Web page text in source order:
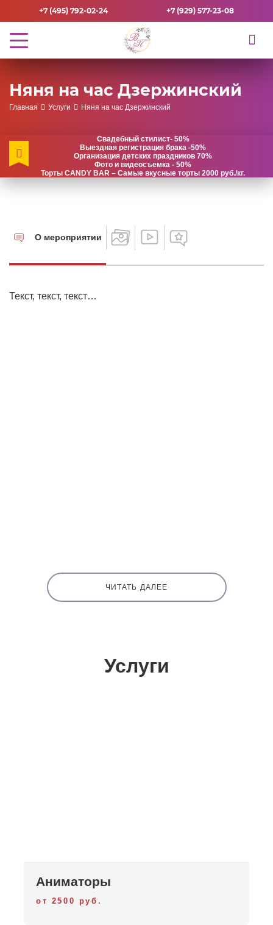
+7 (495) 792-02-24 +7 (929) 577-23-08
Няня на час Дзержинский
Главная Услуги Няня на час Дзержинский
Свадебный стилист- 50%
Выездная регистрация брака -50%
Организация детских праздников 70%
Фото и видеосъемка - 50%
Торты CANDY BAR – Самые вкусные торты 2000 руб./кг.
О мероприятии
Текст, текст, текст…
ЧИТАТЬ ДАЛЕЕ
Услуги
Аниматоры
от 2500 руб.